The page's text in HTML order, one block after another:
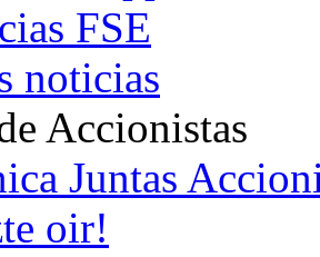
FSE
noticias
Accionistas
Juntas
oir!